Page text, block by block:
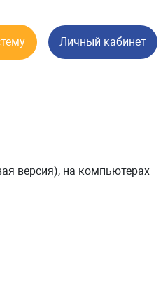
Личный кабинет
версия), на компьютерах